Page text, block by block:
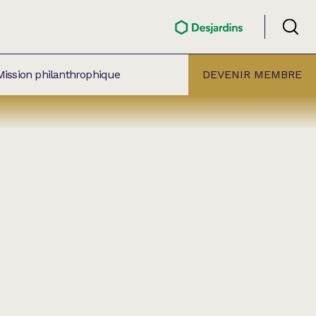
philanthrophique DEVENIR MEMBRE